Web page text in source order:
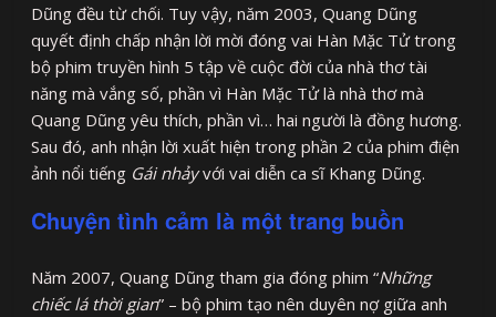
Dũng đều từ chối. Tuy vậy, năm 2003, Quang Dũng
quyết định chấp nhận lời mời đóng vai Hàn Mặc Tử trong
bộ phim truyền hình 5 tập về cuộc đời của nhà thơ tài
năng mà vắng số, phần vì Hàn Mặc Tử là nhà thơ mà
Quang Dũng yêu thích, phần vì… hai người là đồng hương.
Sau đó, anh nhận lời xuất hiện trong phần 2 của phim điện
ảnh nổi tiếng Gái nhảyvới vai diễn ca sĩ Khang Dũng.
Chuyện tình cảm là một trang buồn
Năm 2007, Quang Dũng tham gia đóng phim “Những
chiếc lá thời gian” – bộ phim tạo nên duyên nợ giữa anh